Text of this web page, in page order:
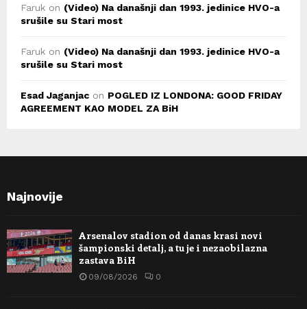
Faruk on (Video) Na današnji dan 1993. jedinice HVO-a
srušile su Stari most
Faruk on (Video) Na današnji dan 1993. jedinice HVO-a
srušile su Stari most
Esad Jaganjac on POGLED IZ LONDONA: GOOD FRIDAY
AGREEMENT KAO MODEL ZA BiH
Najnovije
Arsenalov stadion od danas krasi novi
šampionski detalj, a tu je i nezaobilazna
zastava BiH
09/08/2026 0